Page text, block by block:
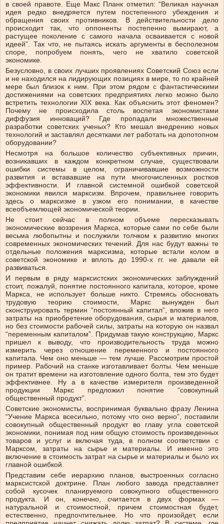
в своей правоте. Еще Макс Планк отметил: “Великая научная
идея редко внедряется путем постепенного убеждения и
обращения своих противников. В действительности дело
происходит так, что оппоненты постепенно вымирают, а
растущее поколение с самого начала осваивается с новой
идеей”. Так что, не пытаясь искать аргументы в бесполезном
споре, попробуем понять, чего не хватило советской
экономике.
Безусловно, в своих лучших проявлениях Советский Союз если
и не находился на лидирующих позициях в мире, то по крайней
мере был близок к ним. При этом рядом с фантастическими
достижениями на советских предприятиях легко можно было
встретить технологии XIX века. Как объяснить этот феномен?
Почему не происходила столь воспетая экономистами
диффузия инноваций? Где пропадали множественные
разработки советских ученых? Кто мешал внедрению новых
технологий и заставлял десятками лет работать на допотопном
оборудовании?
Несмотря на большое количество субъективных причин,
возникавших в каждом конкретном случае, существовали
ошибки системы в целом, ограничивавшие возможности
развития и встававшие на пути многочисленных ростков
эффективности. И главной системной ошибкой советской
экономики явился марксизм. Впрочем, правильнее говорить
здесь о марксизме в узком его понимании, в качестве
всеобъемлющей экономической теории.
Не стоит сейчас в полном объеме пересказывать
экономические воззрения Маркса, которые сами по себе были
весьма любопытны и послужили толчком к развитию многих
современных экономических течений. Для нас будут важны те
отдельные положения марксизма, которые встали колом в
советской экономике и вплоть до 1990-х гг. не давали ей
развиваться.
И первым в ряду марксистских экономических заблуждений
стоит, пожалуй, понятие постоянного капитала, которое, кроме
Маркса, не использует больше никто. Стремясь обосновать
трудовую теорию стоимости, Маркс вынужден был
сконструировать термин “постоянный капитал”, вложив в него
затраты на приобретение оборудования, сырья и материалов,
но без стоимости рабочей силы, затраты на которую он назвал
“переменным капиталом”. Придумав такую конструкцию, Маркс
пришел к выводу, что производительность труда можно
измерить через отношение переменного и постоянного
капитала. Чем оно меньше — тем лучше. Рассмотрим простой
пример. Рабочий на станке изготавливает болты. Чем меньше
он тратит времени на изготовление одного болта, тем это будет
эффективнее. Ну а в качестве измерителя произведенной
продукции Маркс предложил понятие “совокупный
общественный продукт”.
Советские экономисты, воспринимая буквально фразу Ленина
“Учение Маркса всесильно, потому что оно верно”, поставили
совокупный общественный продукт во главу угла советской
экономики, понимая под ним общую стоимость произведенных
товаров и услуг и включая туда, в полном соответствии с
Марксом, затраты на сырье и материалы. И именно это
включение в стоимость затрат на сырье и материалы и было их
главной ошибкой.
Представим себе иерархию планов, выстроенных согласно
марксистской доктрине. План любого завода представляет
собой кусочек планируемого совокупного общественного
продукта. И он, конечно, считается в двух формах —
натуральной и стоимостной, причем стоимостная будет,
естественно, предпочтительнее. Но что произойдет, если